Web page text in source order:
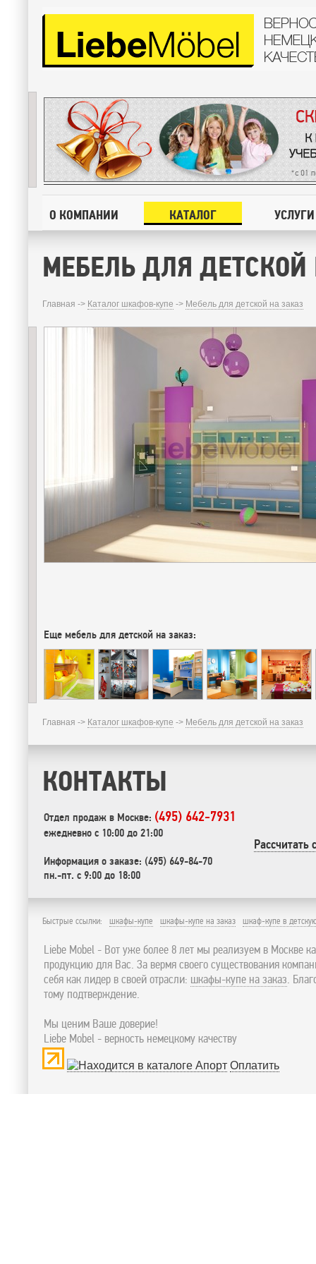
О КОМПАНИИ КАТАЛОГ УСЛУГИ
МЕБЕЛЬ ДЛЯ ДЕТСКОЙ
Главная -> Каталог шкафов-купе -> Мебель для детской на заказ
Еще мебель для детской на заказ:
Главная -> Каталог шкафов-купе -> Мебель для детской на заказ
КОНТАКТЫ
Отдел продаж в Москве: (495) 642-7931
ежедневно с 10:00 до 21:00
Информация о заказе: (495) 649-84-70
пн.-пт. с 9:00 до 18:00
Быстрые ссылки: шкафы-купе шкафы-купе на заказ шкаф-купе в
Liebe Mobel - Вот уже более 8 лет мы реализуем в Москве
продукцию для Вас. За вермя своего существования
себя как лидер в своей отрасли: шкафы-купе на заказ.
тому подтверждение.
Мы ценим Ваше доверие!
Liebe Mobel - верность немецкому качеству
Оплатить